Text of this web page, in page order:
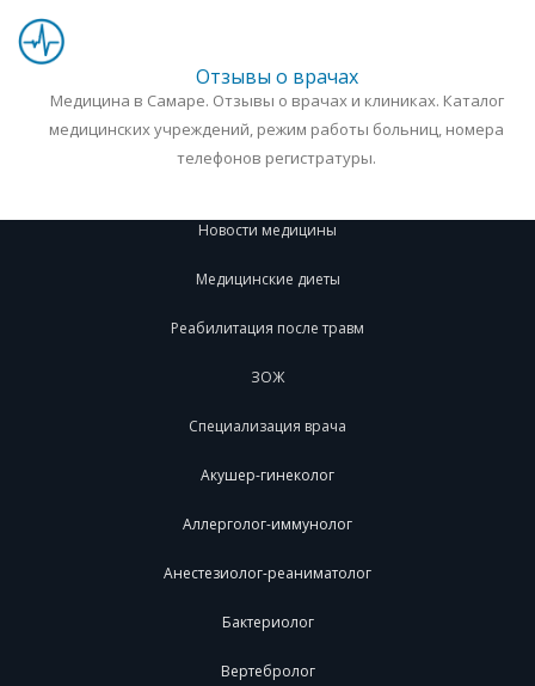
Отзывы о врачах
Медицина в Самаре. Отзывы о врачах и клиниках. Каталог
медицинских учреждений, режим работы больниц, номера
телефонов регистратуры.
Новости медицины
Медицинские диеты
Реабилитация после травм
ЗОЖ
Специализация врача
Акушер-гинеколог
Аллерголог-иммунолог
Анестезиолог-реаниматолог
Бактериолог
Вертебролог